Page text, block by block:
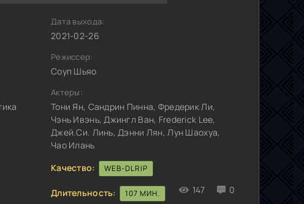
147 0
Дата выхода:
2021-02-26
Режиссер:
Соуп Шьяо
Актеры:
Тони Ян, Сандрин Пинна, Фредерик Ли,
Чэнь Ивэнь, Джингл Ван, Frederick Lee,
Джей.Си. Линь, Дэнни Лян, Лун Шаохуа,
Чао Илань
Качество:
WEB-DLRIP
Длительность: 107 МИН.